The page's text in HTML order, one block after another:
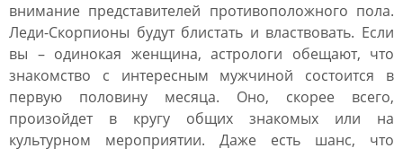
внимание представителей противоположного пола.
Леди-Скорпионы будут блистать и властвовать. Если
вы – одинокая женщина, астрологи обещают, что
знакомство с интересным мужчиной состоится в
первую половину месяца. Оно, скорее всего,
произойдет в кругу общих знакомых или на
культурном мероприятии. Даже есть шанс, что